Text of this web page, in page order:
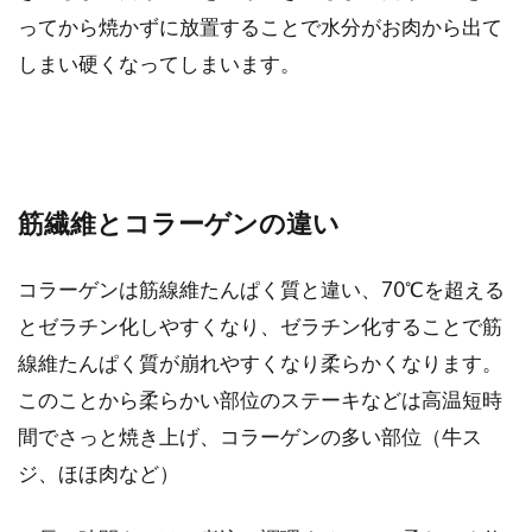
ってから焼かずに放置することで水分がお肉から出て
しまい硬くなってしまいます。
筋繊維とコラーゲンの違い
コラーゲンは筋線維たんぱく質と違い、70℃を超える
とゼラチン化しやすくなり、ゼラチン化することで筋
線維たんぱく質が崩れやすくなり柔らかくなります。
このことから柔らかい部位のステーキなどは高温短時
間でさっと焼き上げ、コラーゲンの多い部位（牛ス
ジ、ほほ肉など）